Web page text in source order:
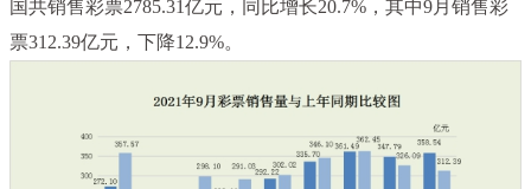
国共销售彩票2785.31亿元，同比增长20.7%，其中9月销售彩
票312.39亿元，下降12.9%。